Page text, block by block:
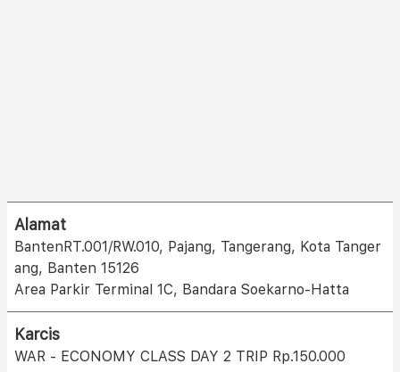
Alamat
BantenRT.001/RW.010, Pajang, Tangerang, Kota Tanger
ang, Banten 15126
Area Parkir Terminal 1C, Bandara Soekarno-Hatta
Karcis
WAR - ECONOMY CLASS DAY 2 TRIP Rp.150.000